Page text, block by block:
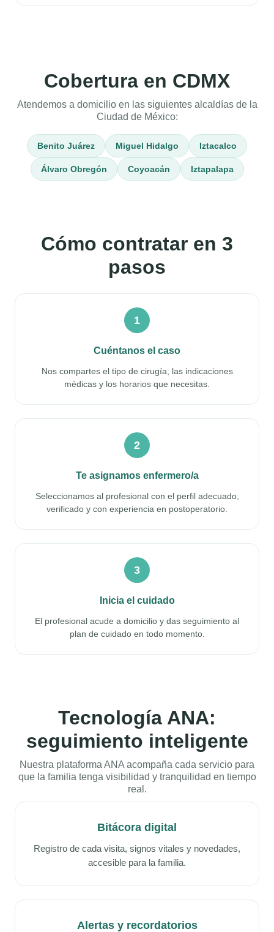
Cobertura en CDMX
Atendemos a domicilio en las siguientes alcaldías de la
Ciudad de México:
Benito Juárez Miguel Hidalgo Iztacalco
Álvaro Obregón Coyoacán Iztapalapa
Cómo contratar en 3
pasos
1
Cuéntanos el caso
Nos compartes el tipo de cirugía, las indicaciones
médicas y los horarios que necesitas.
2
Te asignamos enfermero/a
Seleccionamos al profesional con el perfil adecuado,
verificado y con experiencia en postoperatorio.
3
Inicia el cuidado
El profesional acude a domicilio y das seguimiento al
plan de cuidado en todo momento.
Tecnología ANA:
seguimiento inteligente
Nuestra plataforma ANA acompaña cada servicio para
que la familia tenga visibilidad y tranquilidad en tiempo
real.
Bitácora digital
Registro de cada visita, signos vitales y novedades,
accesible para la familia.
Alertas y recordatorios